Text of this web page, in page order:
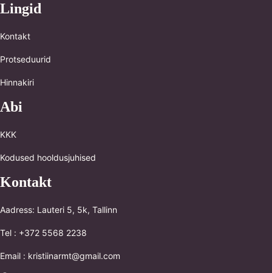
Lingid
Kontakt
Protseduurid
Hinnakiri
Abi
KKK
Kodused hooldusjuhised
Kontakt
Aadress: Lauteri 5, 5k, Tallinn
Tel : +372 5568 2238
Email : kristiinarmt@gmail.com